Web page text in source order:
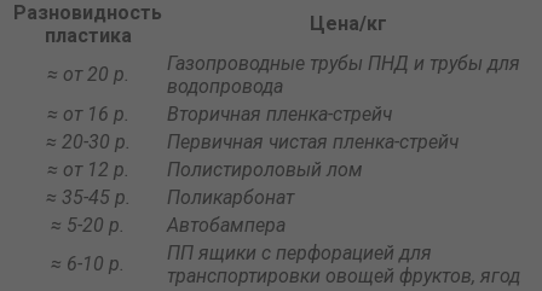
Разновидность
пластика
Цена/кг
≈ от 20 р.
Газопроводные трубы ПНД и трубы для
водопровода
≈ от 16 р.
Вторичная пленка-стрейч
≈ 20-30 р.
Первичная чистая пленка-стрейч
≈ от 12 р.
Полистироловый лом
≈ 35-45 р.
Поликарбонат
≈ 5-20 р.
Автобампера
≈ 6-10 р.
ПП ящики с перфорацией для
транспортировки овощей фруктов, ягод